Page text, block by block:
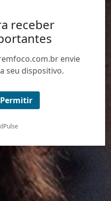
receber
envie
seu dispositivo.
Permitir